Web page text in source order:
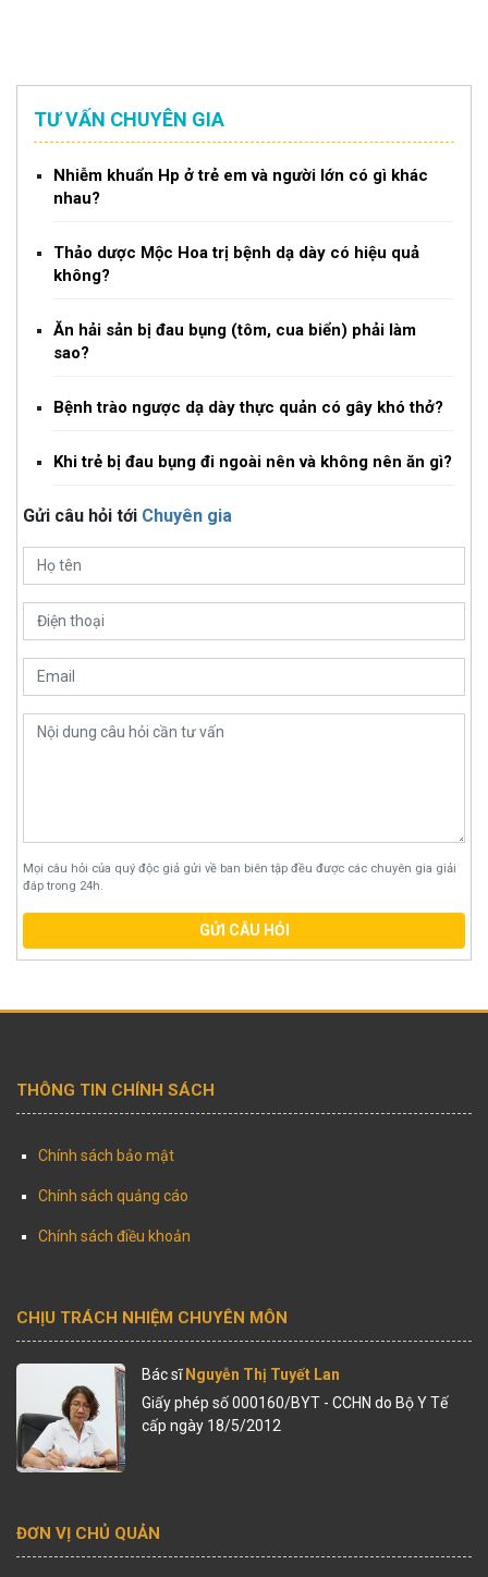
TƯ VẤN CHUYÊN GIA
Nhiễm khuẩn Hp ở trẻ em và người lớn có gì khác
nhau?
Thảo dược Mộc Hoa trị bệnh dạ dày có hiệu quả
không?
Ăn hải sản bị đau bụng (tôm, cua biển) phải làm
sao?
Bệnh trào ngược dạ dày thực quản có gây khó thở?
Khi trẻ bị đau bụng đi ngoài nên và không nên ăn gì?
Gửi câu hỏi tới Chuyên gia
Mọi câu hỏi của quý độc giả gửi về ban biên tập đều được các chuyên gia giải
đáp trong 24h.
GỬI CÂU HỎI
THÔNG TIN CHÍNH SÁCH
Chính sách bảo mật
Chính sách quảng cáo
Chính sách điều khoản
CHỊU TRÁCH NHIỆM CHUYÊN MÔN
Bác sĩ Nguyễn Thị Tuyết Lan
Giấy phép số 000160/BYT - CCHN do Bộ Y Tế
cấp ngày 18/5/2012
ĐƠN VỊ CHỦ QUẢN